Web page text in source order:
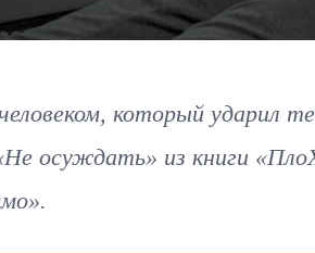
который ударил
осуждать» из книги